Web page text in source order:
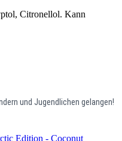
Citronellol. Kann
und Jugendlichen gelangen!
Edition - Coconut